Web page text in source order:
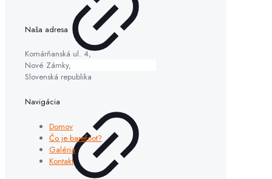
Naša adresa
Komárňanská ul. 4,
Nové Zámky,
Slovenská republika
Navigácia
Domov
Čo je barefoot?
Galéria
Kontakt